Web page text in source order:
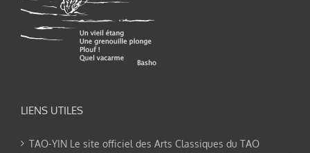
LIENS UTILES
TAO-YIN Le site officiel des Arts Classiques du TAO